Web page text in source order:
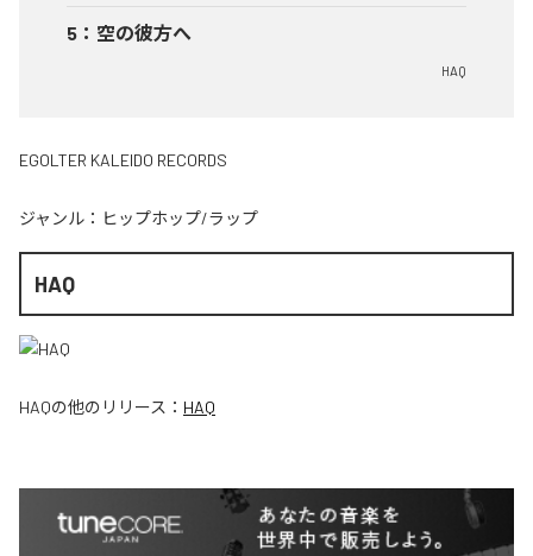
5 ： 空の彼方へ
HAQ
EGOLTER KALEIDO RECORDS
ジャンル： ヒップホップ/ラップ
HAQ
HAQの他のリリース： HAQ